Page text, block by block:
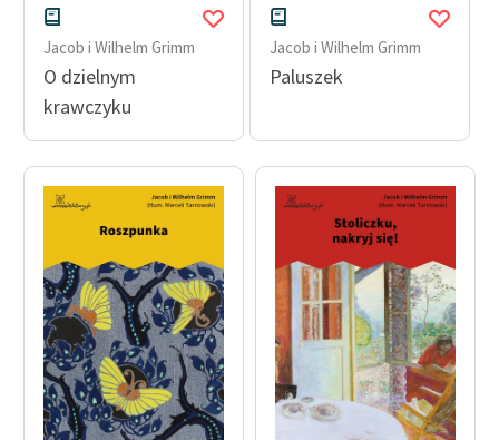
Zespół
Zasady wykorzystania
Logotypy
Materiały promocyjne
Polityka prywatności
Regulamin biblioteki
Dane fundacji i
sprawozdania finansowe
Regulamin darowizn
Jacob i Wilhelm Grimm
O dzielnym
krawczyku
Jacob i Wilhelm Grimm
Paluszek